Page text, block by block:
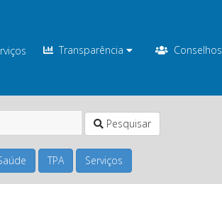
Transparência Conselhos
Pesquisar
TPA Serviços